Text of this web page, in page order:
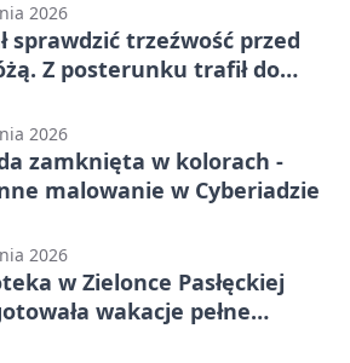
2026
sprawdzić trzeźwość przed
Z posterunku trafił do
2026
zamknięta w kolorach -
malowanie w Cyberiadzie
2026
w Zielonce Pasłęckiej
wakacje pełne